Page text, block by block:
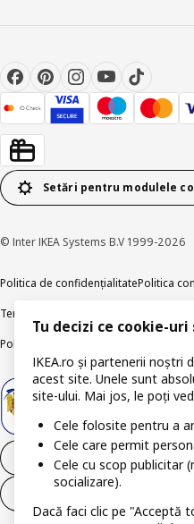
Setări pentru modulele
© Inter IKEA Systems B.V 1999-2026
Politica de confidențialitatePolitica
Termeni și Condiții
Politica de publicare responsabilă
Retrage-te din contract
Retrage-te din contract
Tu decizi ce cookie-
IKEA.ro și partenerii noștri
acest site. Unele sunt
site-ului. Mai jos, le poți
Cele folosite pentru a
Cele care permit
Cele cu scop publicitar
socializare).
Dacă faci clic pe "Acceptă